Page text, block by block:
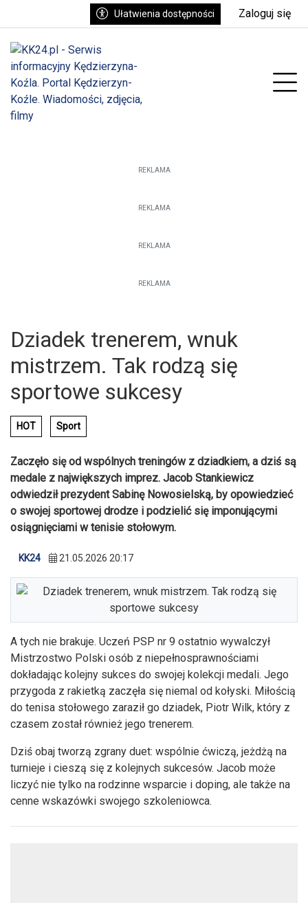
Ułatwienia dostępności Zaloguj się
REKLAMA
REKLAMA
REKLAMA
REKLAMA
Dziadek trenerem, wnuk
mistrzem. Tak rodzą się
sportowe sukcesy
HOT Sport
Zaczęło się od wspólnych treningów z dziadkiem, a dziś są
medale z największych imprez. Jacob Stankiewicz
odwiedził prezydent Sabinę Nowosielską, by opowiedzieć
o swojej sportowej drodze i podzielić się imponującymi
osiągnięciami w tenisie stołowym.
KK24 21.05.2026 20:17
A tych nie brakuje. Uczeń PSP nr 9 ostatnio wywalczył
Mistrzostwo Polski osób z niepełnosprawnościami
dokładając kolejny sukces do swojej kolekcji medali. Jego
przygoda z rakietką zaczęła się niemal od kołyski. Miłością
do tenisa stołowego zaraził go dziadek, Piotr Wilk, który z
czasem został również jego trenerem.
Dziś obaj tworzą zgrany duet: wspólnie ćwiczą, jeżdżą na
turnieje i cieszą się z kolejnych sukcesów. Jacob może
liczyć nie tylko na rodzinne wsparcie i doping, ale także na
cenne wskazówki swojego szkoleniowca.